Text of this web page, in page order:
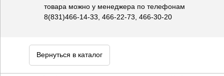
товара можно у менеджера по телефонам
8(831)466-14-33, 466-22-73, 466-30-20
Вернуться в каталог